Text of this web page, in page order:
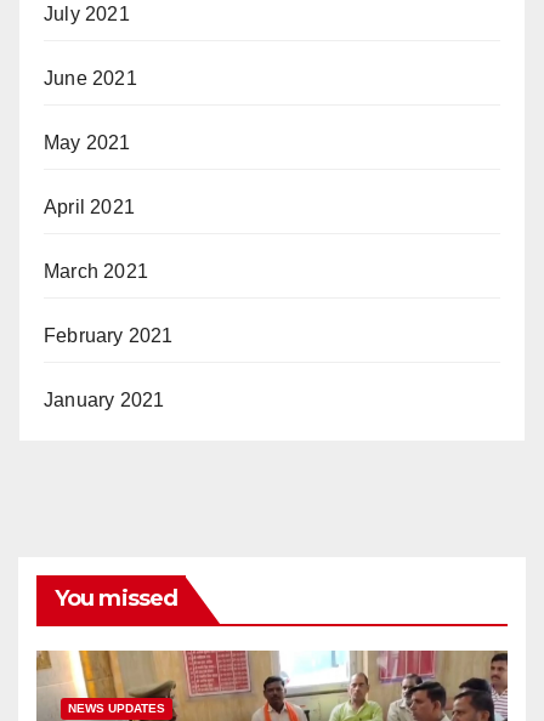
July 2021
June 2021
May 2021
April 2021
March 2021
February 2021
January 2021
You missed
NEWS UPDATES